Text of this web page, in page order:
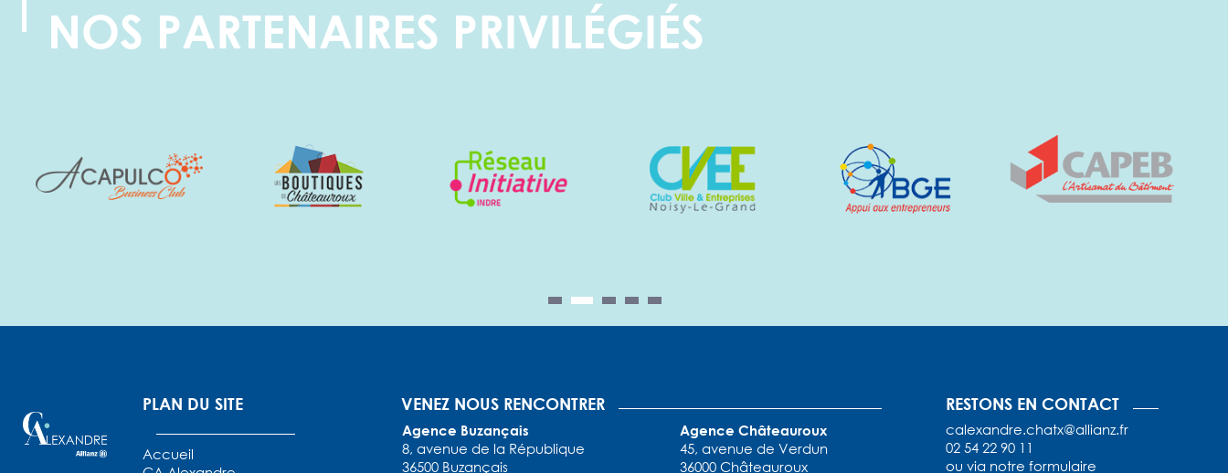
NOS PARTENAIRES PRIVILÉGIÉS
1 2 3 4 5
PLAN DU SITE
Accueil
VENEZ NOUS RENCONTRER
Agence Buzançais
8, avenue de la République
36500 Buzançais
Agence Châteauroux
45, avenue de Verdun
36000 Châteauroux
RESTONS EN CONTACT
calexandre.chatx@allianz.fr
02 54 22 90 11
ou via notre formulaire